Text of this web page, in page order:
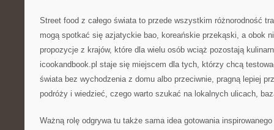
Street food z całego świata to przede wszystkim różnorodność
mogą spotkać się azjatyckie bao, koreańskie przekąski, a obok
propozycje z krajów, które dla wielu osób wciąż pozostają
icookandbook.pl staje się miejscem dla tych, którzy chcą
świata bez wychodzenia z domu albo przeciwnie, pragną lepiej
podróży i wiedzieć, czego warto szukać na lokalnych ulicach,
Ważną rolę odgrywa tu także sama idea gotowania